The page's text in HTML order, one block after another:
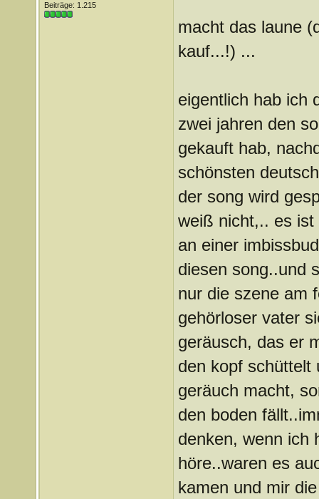
Beiträge: 1.215
macht das laune
kauf...!) ...
eigentlich hab ich
zwei jahren den
gekauft hab,
schönsten
der song wird
weiß nicht,.. es ist
an einer
diesen song..und
nur die szene am
gehörloser vater
geräusch, das er
den kopf schüttelt
geräuch macht,
den boden
denken, wenn ich
höre..waren es
kamen und mir